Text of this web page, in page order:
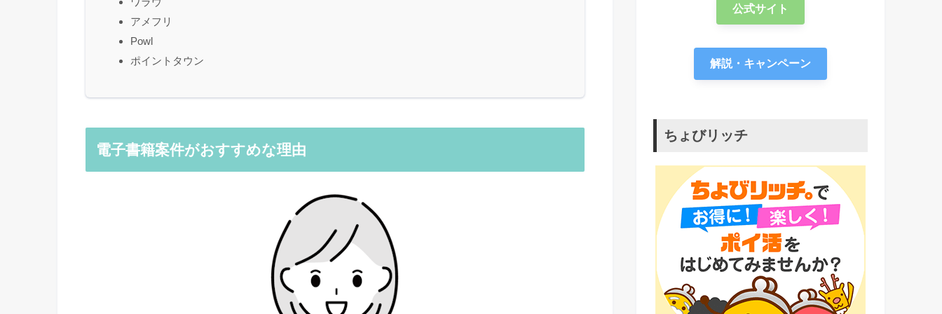
アメフリ
Powl
ポイントタウン
電子書籍案件がおすすめな理由
公式サイト
解説・キャンペーン
ちょびリッチ